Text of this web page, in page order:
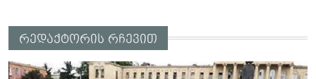
რედაქტორის რჩევით